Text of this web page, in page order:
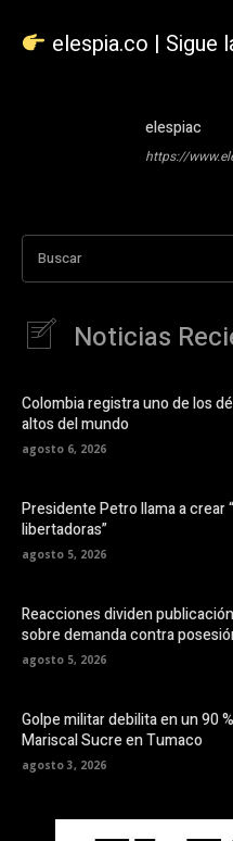
elespia.co | Sigue
elespiac
https://
Buscar
Noticias
Colombia registra uno de los
altos del mundo
agosto 6, 2026
Presidente Petro llama a crear
libertadoras”
agosto 5, 2026
Reacciones dividen
sobre demanda contra
agosto 5, 2026
Golpe militar debilita en un 90
Mariscal Sucre en Tumaco
agosto 3, 2026